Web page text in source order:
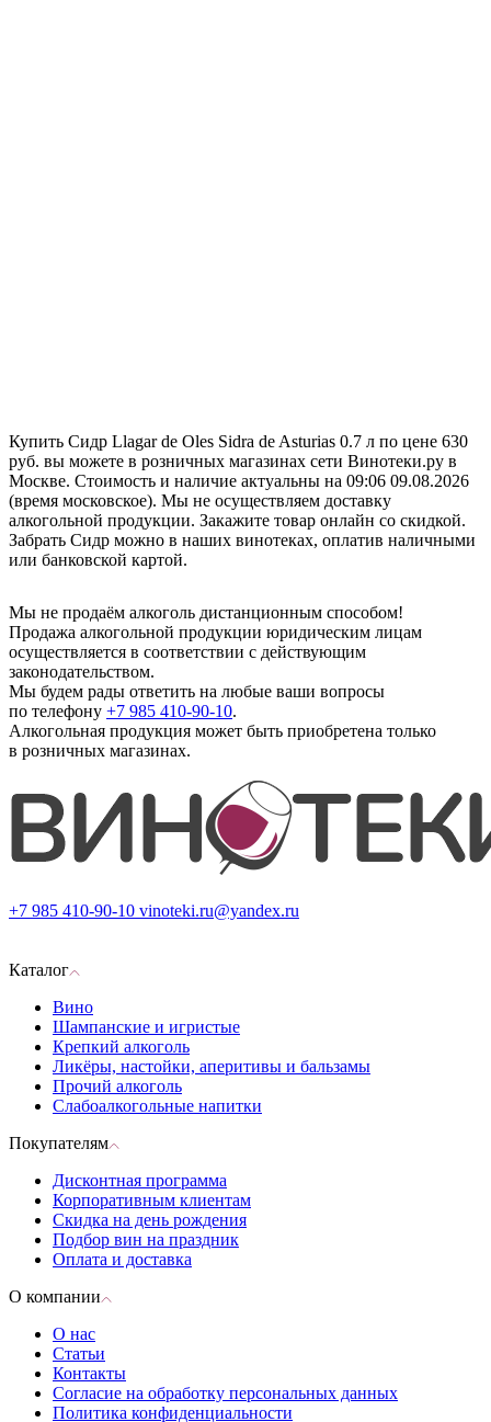
Купить Сидр Llagar de Oles Sidra de Asturias 0.7 л по цене 630
руб. вы можете в розничных магазинах сети Винотеки.ру в
Москве. Стоимость и наличие актуальны на 09:06 09.08.2026
(время московское). Мы не осуществляем доставку
алкогольной продукции. Закажите товар онлайн со скидкой.
Забрать Сидр можно в наших винотеках, оплатив наличными
или банковской картой.
Мы не продаём алкоголь дистанционным способом!
Продажа алкогольной продукции юридическим лицам
осуществляется в соответствии с действующим
законодательством.
Мы будем рады ответить на любые ваши вопросы
по телефону +7 985 410-90-10.
Алкогольная продукция может быть приобретена только
в розничных магазинах.
+7 985 410-90-10 vinoteki.ru@yandex.ru
Каталог
Вино
Шампанские и игристые
Крепкий алкоголь
Ликёры, настойки, аперитивы и бальзамы
Прочий алкоголь
Слабоалкогольные напитки
Покупателям
Дисконтная программа
Корпоративным клиентам
Скидка на день рождения
Подбор вин на праздник
Оплата и доставка
О компании
О нас
Статьи
Контакты
Согласие на обработку персональных данных
Политика конфиденциальности